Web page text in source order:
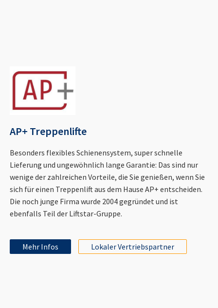
AP+ Treppenlifte
Besonders flexibles Schienensystem, super schnelle
Lieferung und ungewöhnlich lange Garantie: Das sind nur
wenige der zahlreichen Vorteile, die Sie genießen, wenn Sie
sich für einen Treppenlift aus dem Hause AP+ entscheiden.
Die noch junge Firma wurde 2004 gegründet und ist
ebenfalls Teil der Liftstar-Gruppe.
Mehr Infos Lokaler Vertriebspartner